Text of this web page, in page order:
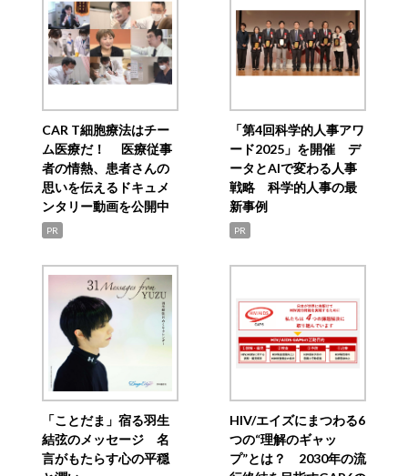
CAR T細胞療法はチー
ム医療だ！ 医療従事
者の情熱、患者さんの
思いを伝えるドキュメ
ンタリー動画を公開中
PR
「第4回科学的人事アワ
ード2025」を開催 デ
ータとAIで変わる人事
戦略 科学的人事の最
新事例
PR
「ことだま」宿る羽生
結弦のメッセージ 名
言がもたらす心の平穏
HIV/エイズにまつわる6
つの“理解のギャッ
プ”とは？ 2030年の流